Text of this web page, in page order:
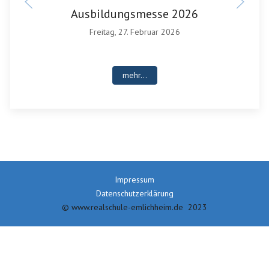
Ausbildungsmesse 2026
Freitag, 27. Februar 2026
mehr...
Impressum
Datenschutzerklärung
© www.realschule-emlichheim.de 2023